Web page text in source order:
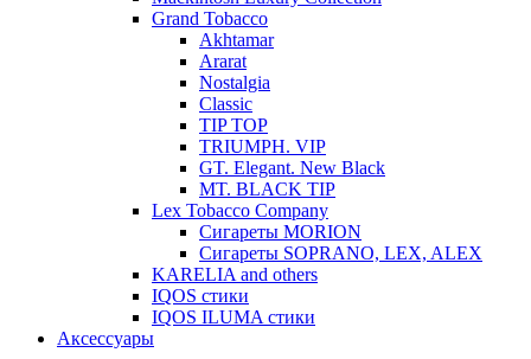
Grand Tobacco
Akhtamar
Ararat
Nostalgia
Classic
TIP TOP
TRIUMPH. VIP
GT. Elegant. New Black
MT. BLACK TIP
Lex Tobacco Company
Сигареты MORION
Сигареты SOPRANO, LEX, ALEX
KARELIA and others
IQOS стики
IQOS ILUMA стики
Аксессуары